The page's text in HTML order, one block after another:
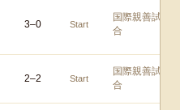
3–0 Start
国際親善試
合
2–2 Start
国際親善試
合